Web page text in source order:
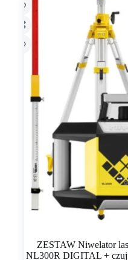
ZESTAW Niwelator
NL300R DIGITAL +